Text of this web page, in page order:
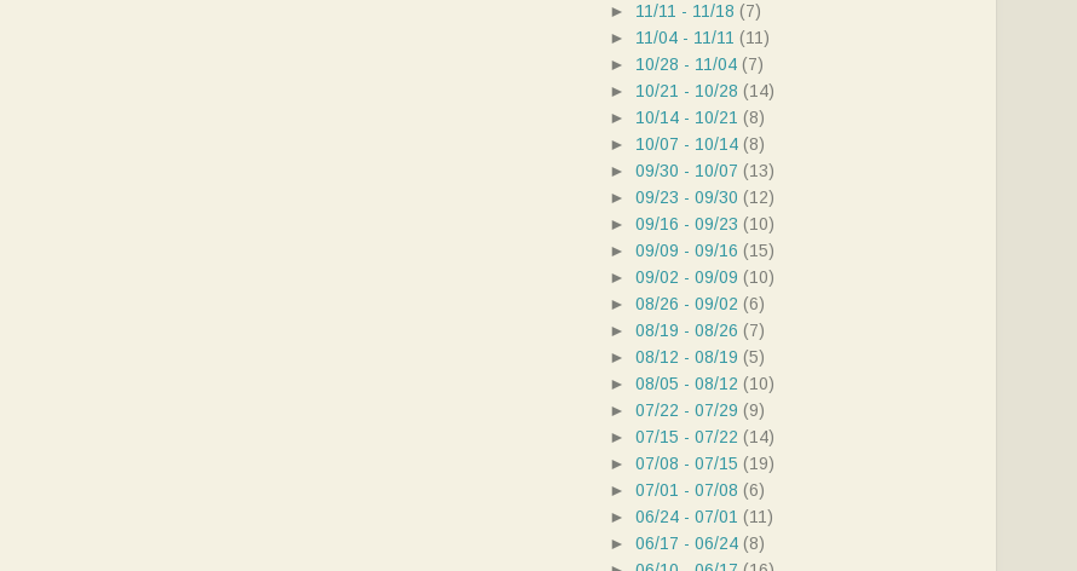
► 11/11 - 11/18 (7)
► 11/04 - 11/11 (11)
► 10/28 - 11/04 (7)
► 10/21 - 10/28 (14)
► 10/14 - 10/21 (8)
► 10/07 - 10/14 (8)
► 09/30 - 10/07 (13)
► 09/23 - 09/30 (12)
► 09/16 - 09/23 (10)
► 09/09 - 09/16 (15)
► 09/02 - 09/09 (10)
► 08/26 - 09/02 (6)
► 08/19 - 08/26 (7)
► 08/12 - 08/19 (5)
► 08/05 - 08/12 (10)
► 07/22 - 07/29 (9)
► 07/15 - 07/22 (14)
► 07/08 - 07/15 (19)
► 07/01 - 07/08 (6)
► 06/24 - 07/01 (11)
► 06/17 - 06/24 (8)